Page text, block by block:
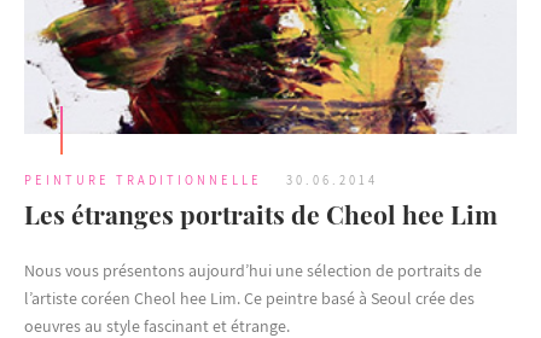
PEINTURE TRADITIONNELLE 30.06.2014
Les étranges portraits de Cheol hee Lim
Nous vous présentons aujourd’hui une sélection de portraits de
l’artiste coréen Cheol hee Lim. Ce peintre basé à Seoul crée des
oeuvres au style fascinant et étrange.